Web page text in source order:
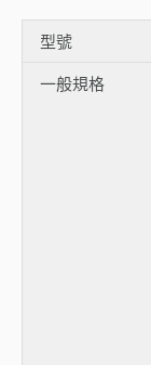
型號
一般規格